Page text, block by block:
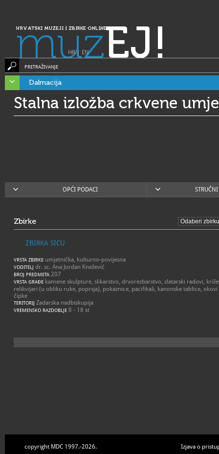
HRVATSKI MUZEJI I ZBIRKE ONLINE
muzEJ!
HR| EN
PRETRAŽIVANJE
Dalmacija
Stalna izložba crkvene
OPĆI PODACI
Zbirke
ZBIRKA SICU
VRSTA ZBIRKE umjetnička, kulturno-povijesna
VODITELJ dr. sc. Ana Jordan Knežević
BROJ PREDMETA 207
VRSTA GRAĐE kamene skulpture, slikarstvo, drvorezbarstvo, zlatarski radovi,
relikvijari (u obliku ruke, poprsja), pokaznice, pacifikali, kanonske tablice,
čipke
TERITORIJ Zadarska nadbiskupija
VREMENSKO RAZDOBLJE 8 - 18 st
copyright MDC 1997.-2026. Izjava o